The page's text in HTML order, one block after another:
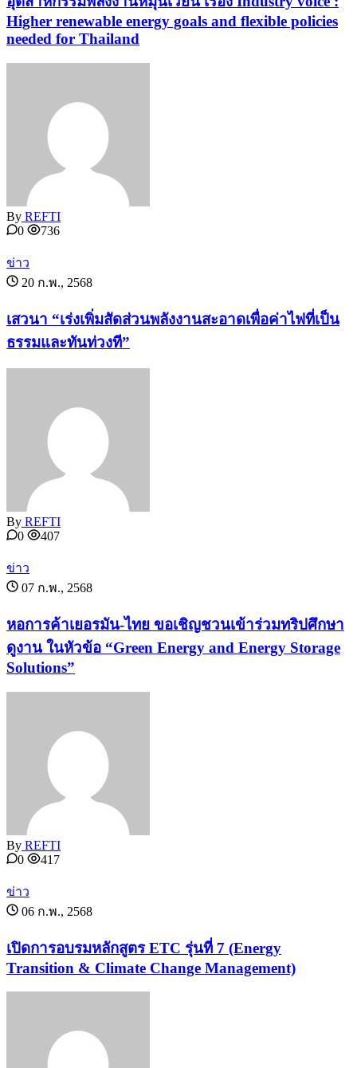
Higher renewable energy goals and flexible policies
needed for Thailand
By REFTI
0
736
ข่าว
20 ก.พ., 2568
เสวนา “เร่งเพิ่มสัดส่วนพลังงานสะอาดเพื่อค่าไฟที่เป็น
ธรรมและทันท่วงที”
By REFTI
0
407
ข่าว
07 ก.พ., 2568
หอการค้าเยอรมัน-ไทย ขอเชิญชวนเข้าร่วมทริปศึกษา
ดูงาน ในหัวข้อ “Green Energy and Energy Storage
Solutions”
By REFTI
0
417
ข่าว
06 ก.พ., 2568
เปิดการอบรมหลักสูตร ETC รุ่นที่ 7 (Energy
Transition & Climate Change Management)